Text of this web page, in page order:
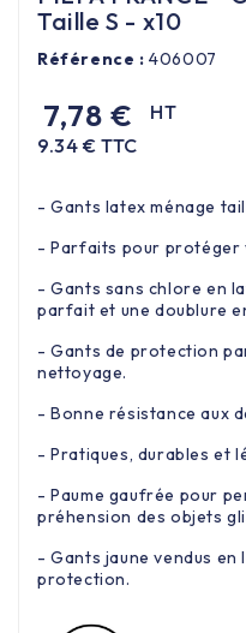
Taille S - x10
Référence : 406007
7,78 €
HT
9.34 € TTC
- Gants latex ménage
- Parfaits pour protéger
- Gants sans chlore en
parfait et une doublure
- Gants de protection
nettoyage.
- Bonne résistance aux
- Pratiques, durables et
- Paume gaufrée pour
préhension des objets
- Gants jaune vendus
protection.